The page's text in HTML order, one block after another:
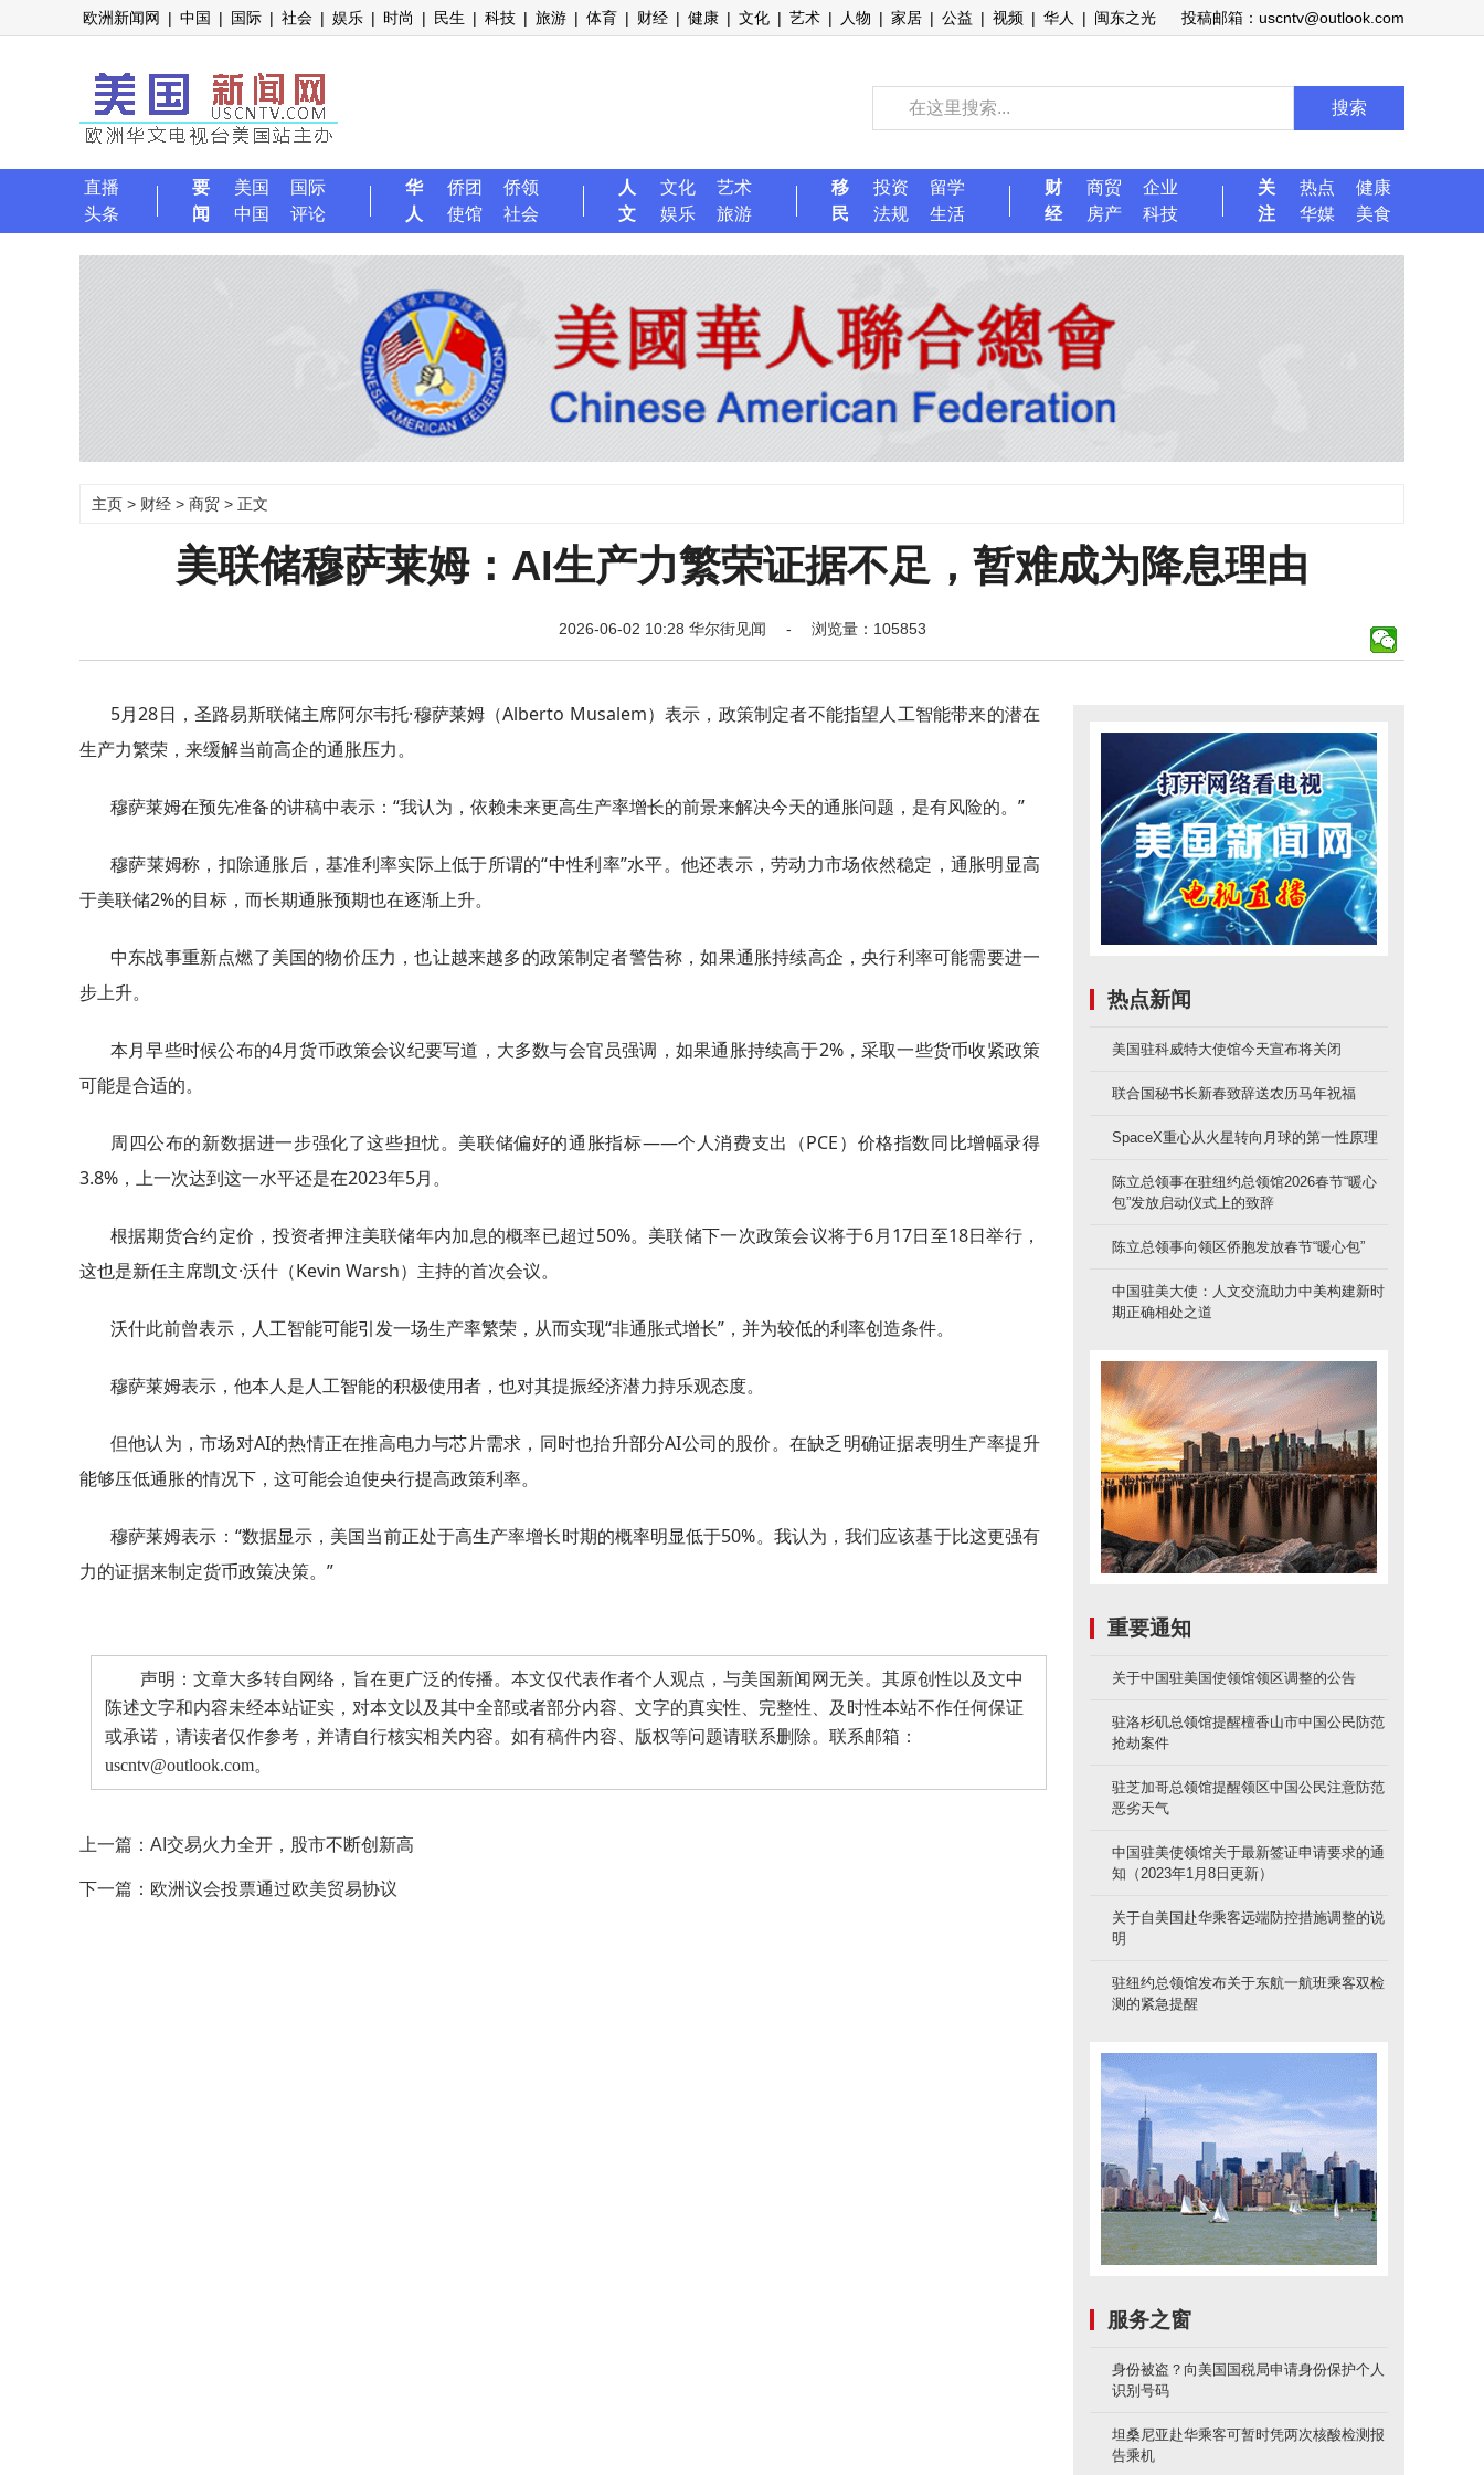
欧洲新闻网 | 中国 | 国际 | 社会 | 娱乐 | 时尚 | 民生 | 科技 | 旅游 | 体育 | 财经 | 健康 | 文化 | 艺术 | 人物 | 家居 | 公益 | 视频 | 华人 | 闽东之光 投稿邮箱：uscntv@outlook.com
搜索
直播
头条
要
闻
美国
国际
中国
评论
华
人
侨团
侨领
使馆
社会
人
文
文化
艺术
娱乐
旅游
移
民
投资
留学
法规
生活
财
经
商贸
企业
房产
科技
关
注
热点
健康
华媒
美食
主页 > 财经 > 商贸 > 正文
美联储穆萨莱姆：AI生产力繁荣证据不足，暂难成为降息理由
2026-06-02 10:28 华尔街见闻 - 浏览量：105853
5月28日，圣路易斯联储主席阿尔韦托·穆萨莱姆（Alberto Musalem）表示，政策制定者不能指望人工智能带来的潜在
生产力繁荣，来缓解当前高企的通胀压力。
穆萨莱姆在预先准备的讲稿中表示：“我认为，依赖未来更高生产率增长的前景来解决今天的通胀问题，是有风险的。”
穆萨莱姆称，扣除通胀后，基准利率实际上低于所谓的“中性利率”水平。他还表示，劳动力市场依然稳定，通胀明显高
于美联储2%的目标，而长期通胀预期也在逐渐上升。
中东战事重新点燃了美国的物价压力，也让越来越多的政策制定者警告称，如果通胀持续高企，央行利率可能需要进一
步上升。
本月早些时候公布的4月货币政策会议纪要写道，大多数与会官员强调，如果通胀持续高于2%，采取一些货币收紧政策
可能是合适的。
周四公布的新数据进一步强化了这些担忧。美联储偏好的通胀指标——个人消费支出（PCE）价格指数同比增幅录得
3.8%，上一次达到这一水平还是在2023年5月。
根据期货合约定价，投资者押注美联储年内加息的概率已超过50%。美联储下一次政策会议将于6月17日至18日举行，
这也是新任主席凯文·沃什（Kevin Warsh）主持的首次会议。
沃什此前曾表示，人工智能可能引发一场生产率繁荣，从而实现“非通胀式增长”，并为较低的利率创造条件。
穆萨莱姆表示，他本人是人工智能的积极使用者，也对其提振经济潜力持乐观态度。
但他认为，市场对AI的热情正在推高电力与芯片需求，同时也抬升部分AI公司的股价。在缺乏明确证据表明生产率提升
能够压低通胀的情况下，这可能会迫使央行提高政策利率。
穆萨莱姆表示：“数据显示，美国当前正处于高生产率增长时期的概率明显低于50%。我认为，我们应该基于比这更强有
力的证据来制定货币政策决策。”
声明：文章大多转自网络，旨在更广泛的传播。本文仅代表作者个人观点，与美国新闻网无关。其原创性以及文中
陈述文字和内容未经本站证实，对本文以及其中全部或者部分内容、文字的真实性、完整性、及时性本站不作任何保证
或承诺，请读者仅作参考，并请自行核实相关内容。如有稿件内容、版权等问题请联系删除。联系邮箱：
uscntv@outlook.com。
上一篇： AI交易火力全开，股市不断创新高
下一篇： 欧洲议会投票通过欧美贸易协议
热点新闻
美国驻科威特大使馆今天宣布将关闭
联合国秘书长新春致辞送农历马年祝福
SpaceX重心从火星转向月球的第一性原理
陈立总领事在驻纽约总领馆2026春节“暖心
包”发放启动仪式上的致辞
陈立总领事向领区侨胞发放春节“暖心包”
中国驻美大使：人文交流助力中美构建新时
期正确相处之道
重要通知
关于中国驻美国使领馆领区调整的公告
驻洛杉矶总领馆提醒檀香山市中国公民防范
抢劫案件
驻芝加哥总领馆提醒领区中国公民注意防范
恶劣天气
中国驻美使领馆关于最新签证申请要求的通
知（2023年1月8日更新）
关于自美国赴华乘客远端防控措施调整的说
明
驻纽约总领馆发布关于东航一航班乘客双检
测的紧急提醒
服务之窗
身份被盗？向美国国税局申请身份保护个人
识别号码
坦桑尼亚赴华乘客可暂时凭两次核酸检测报
告乘机